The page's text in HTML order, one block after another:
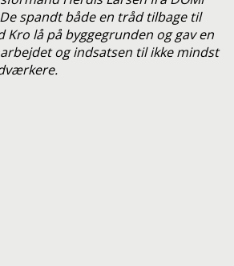
spandt både en tråd tilbage til
Kro lå på byggegrunden og gav en
og indsatsen til ikke mindst